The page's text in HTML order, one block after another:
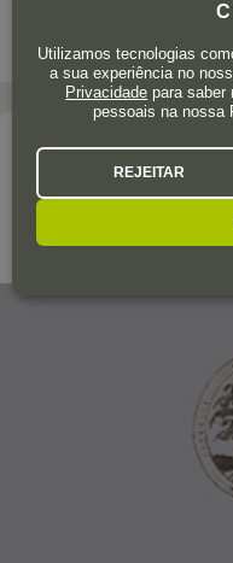
A adega
SINDICAT LA
Montsant
Utilizamos tecnologias
a sua experiência no
Privacidade para saber
pessoais na nossa
REJEITAR